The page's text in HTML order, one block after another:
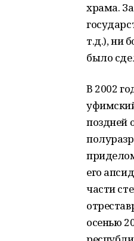
храма.
т.д.), ни
было
В 2002
поздней
его
части
осенью